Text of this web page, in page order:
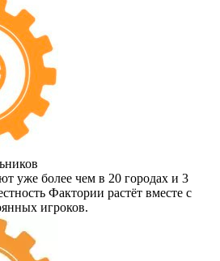
уже более чем в 20 городах и 3
Фактории растёт вместе с
игроков.